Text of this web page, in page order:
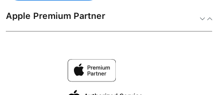
Apple Premium Partner